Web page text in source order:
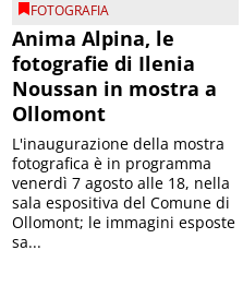
FOTOGRAFIA
Anima Alpina, le
fotografie di Ilenia
Noussan in mostra a
Ollomont
L'inaugurazione della mostra
fotografica è in programma
venerdì 7 agosto alle 18, nella
sala espositiva del Comune di
Ollomont; le immagini esposte
sa...